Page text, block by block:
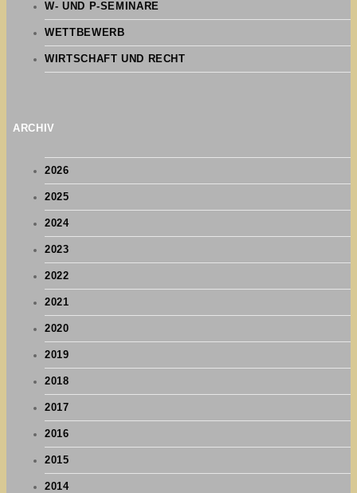
W- UND P-SEMINARE
WETTBEWERB
WIRTSCHAFT UND RECHT
ARCHIV
2026
2025
2024
2023
2022
2021
2020
2019
2018
2017
2016
2015
2014